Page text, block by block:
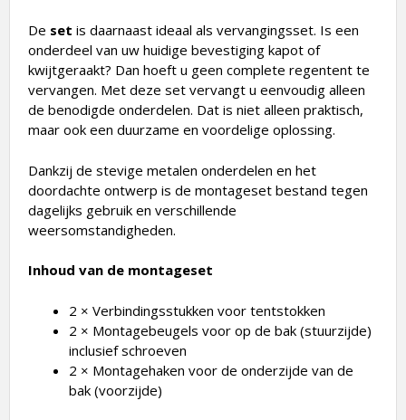
De set is daarnaast ideaal als vervangingsset. Is een
onderdeel van uw huidige bevestiging kapot of
kwijtgeraakt? Dan hoeft u geen complete regentent te
vervangen. Met deze set vervangt u eenvoudig alleen
de benodigde onderdelen. Dat is niet alleen praktisch,
maar ook een duurzame en voordelige oplossing.
Dankzij de stevige metalen onderdelen en het
doordachte ontwerp is de montageset bestand tegen
dagelijks gebruik en verschillende
weersomstandigheden.
Inhoud van de montageset
2 × Verbindingsstukken voor tentstokken
2 × Montagebeugels voor op de bak (stuurzijde)
inclusief schroeven
2 × Montagehaken voor de onderzijde van de
bak (voorzijde)